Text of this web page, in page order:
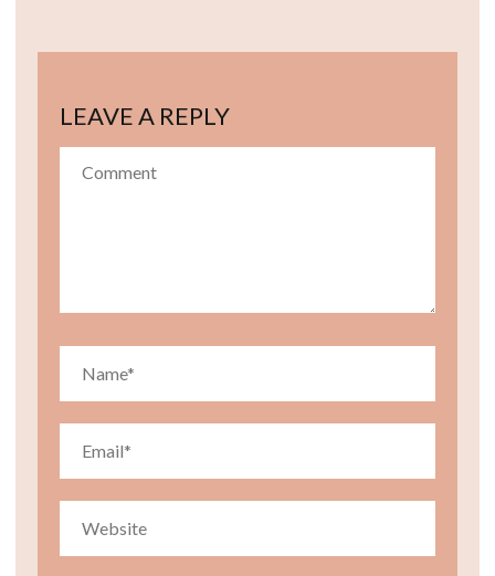
LEAVE A REPLY